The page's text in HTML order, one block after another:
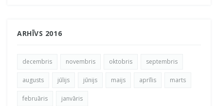
ARHĪVS 2016
decembris novembris oktobris septembris
augusts jūlijs jūnijs maijs aprīlis marts
februāris janvāris